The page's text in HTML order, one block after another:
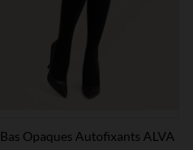
Bas Opaques Autofixants ALVA